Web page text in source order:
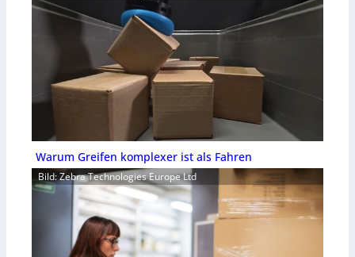
Warum Greifen komplexer ist als Fahren
Bild: Zebra Technologies Europe Ltd